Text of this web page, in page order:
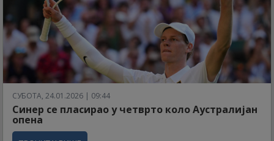
СУБОТА, 24.01.2026 | 09:44
Синер се пласирао у четврто коло Аустралијан
опена